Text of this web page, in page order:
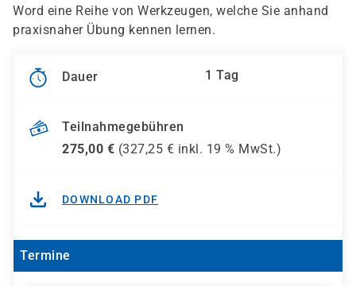
Word eine Reihe von Werkzeugen, welche Sie anhand
praxisnaher Übung kennen lernen.
Dauer 1 Tag
Teilnahmegebühren
275,00 € (327,25 € inkl. 19 % MwSt.)
DOWNLOAD PDF
Termine